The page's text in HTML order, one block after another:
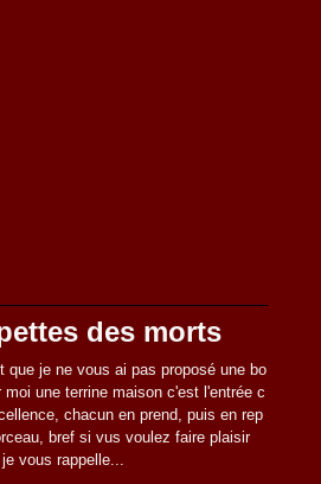
des morts
que je ne vous ai pas proposé une bo
moi une terrine maison c'est l'entrée c
chacun en prend, puis en rep
bref si vus voulez faire plaisir
vous rappelle...